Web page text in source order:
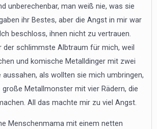
unberechenbar, man weiß nie, was sie
ihr Bestes, aber die Angst in mir war
beschloss, ihnen nicht zu vertrauen.
der schlimmste Albtraum für mich, weil
und komische Metalldinger mit zwei
aussahen, als wollten sie mich umbringen,
große Metallmonster mit vier Rädern, die
All das machte mir zu viel Angst.
Menschenmama mit einem netten